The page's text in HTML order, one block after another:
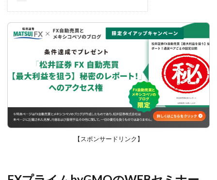
【スポンサードリンク】